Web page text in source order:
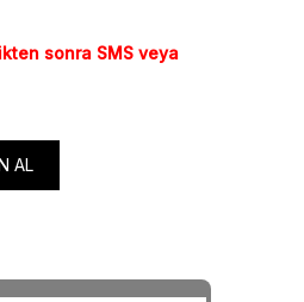
sonra SMS veya
AL